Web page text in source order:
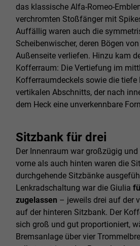
das klassische Alfa-Romeo-
verchromten Stoßfänger mit
Auffällig waren auch die
Scheibenwischer, deren Bögen
Außenseite verliefen. Hinzu kam
Kofferraum: Die Vertiefung im
Kofferraumdeckels sowie die tiefe
vertikalen Abschnitts, der nach
dem Heck eine unverkennbare
Sitzbank für drei
Der Innenraum war großzügig
vorne als auch hinten waren die
durchgehende Sitzbänke
Lenkradschaltung war die Giulia
zugelassen – jeweils drei auf der
auf der hinteren Sitzbank. Der
sich groß und gut proportioniert,
Bremsanlage über vier